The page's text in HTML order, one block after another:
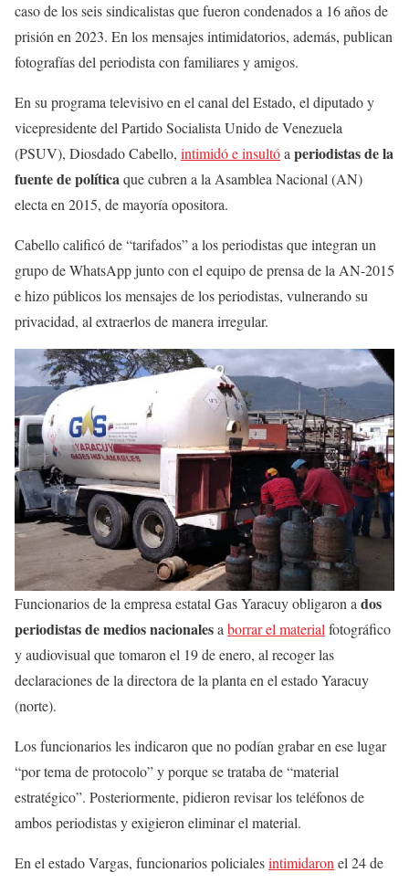
caso de los seis sindicalistas que fueron condenados a 16 años de
prisión en 2023. En los mensajes intimidatorios, además, publican
fotografías del periodista con familiares y amigos.
En su programa televisivo en el canal del Estado, el diputado y
vicepresidente del Partido Socialista Unido de Venezuela
(PSUV), Diosdado Cabello, intimidó e insultóa periodistas de la
fuente de políticaque cubren a la Asamblea Nacional (AN)
electa en 2015, de mayoría opositora.
Cabello calificó de “tarifados” a los periodistas que integran un
grupo de WhatsApp junto con el equipo de prensa de la AN-2015
e hizo públicos los mensajes de los periodistas, vulnerando su
privacidad, al extraerlos de manera irregular.
Funcionarios de la empresa estatal Gas Yaracuy obligaron a dos
periodistas de medios nacionalesa borrar el material fotográfico
y audiovisual que tomaron el 19 de enero, al recoger las
declaraciones de la directora de la planta en el estado Yaracuy
(norte).
Los funcionarios les indicaron que no podían grabar en ese lugar
“por tema de protocolo” y porque se trataba de “material
estratégico”. Posteriormente, pidieron revisar los teléfonos de
ambos periodistas y exigieron eliminar el material.
En el estado Vargas, funcionarios policialesintimidaron el 24 de